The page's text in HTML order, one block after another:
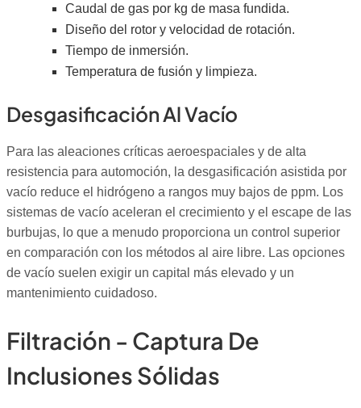
Caudal de gas por kg de masa fundida.
Diseño del rotor y velocidad de rotación.
Tiempo de inmersión.
Temperatura de fusión y limpieza.
Desgasificación Al Vacío
Para las aleaciones críticas aeroespaciales y de alta
resistencia para automoción, la desgasificación asistida por
vacío reduce el hidrógeno a rangos muy bajos de ppm. Los
sistemas de vacío aceleran el crecimiento y el escape de las
burbujas, lo que a menudo proporciona un control superior
en comparación con los métodos al aire libre. Las opciones
de vacío suelen exigir un capital más elevado y un
mantenimiento cuidadoso.
Filtración - Captura De
Inclusiones Sólidas